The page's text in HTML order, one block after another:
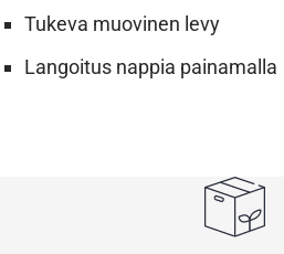
Tukeva muovinen levy
Langoitus nappia painamalla